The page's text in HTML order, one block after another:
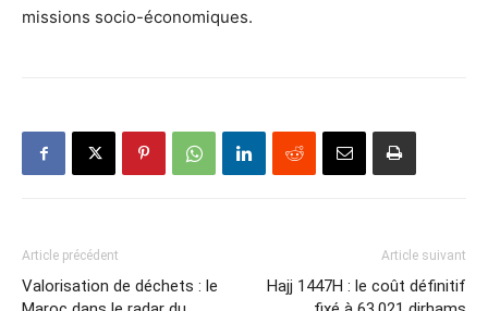
missions socio-économiques.
Article précédent
Valorisation de déchets : le
Article suivant
Hajj 1447H : le coût définitif